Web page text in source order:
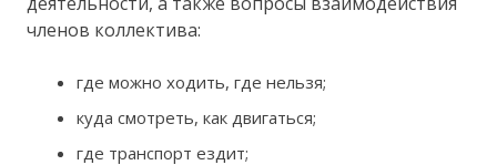
членов коллектива:
где можно ходить, где нельзя;
куда смотреть, как двигаться;
где транспорт ездит;